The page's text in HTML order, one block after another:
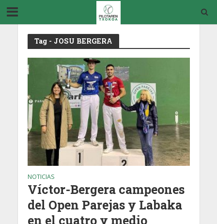
Tag - JOSU BERGERA
NOTICIAS
Víctor-Bergera campeones
del Open Parejas y Labaka
en el cuatro y medio